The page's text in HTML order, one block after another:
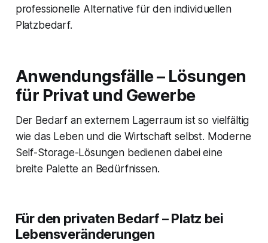
professionelle Alternative für den individuellen
Platzbedarf.
Anwendungsfälle – Lösungen
für Privat und Gewerbe
Der Bedarf an externem Lagerraum ist so vielfältig
wie das Leben und die Wirtschaft selbst. Moderne
Self-Storage-Lösungen bedienen dabei eine
breite Palette an Bedürfnissen.
Für den privaten Bedarf – Platz bei
Lebensveränderungen